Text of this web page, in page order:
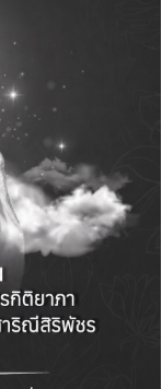
ะหว่างภาค
การผลักดัน
ยืน ผ่าน
โดย
บด้านสุขภาพ